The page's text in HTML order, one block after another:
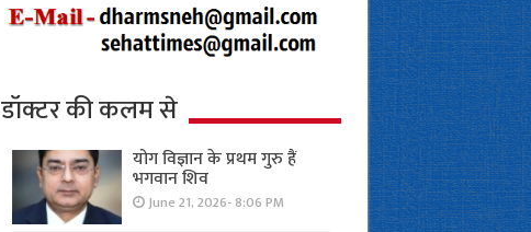
डॉक्टर की कलम से
योग विज्ञान के प्रथम गुरु हैं
भगवान शिव
June 21, 2026- 8:06 PM